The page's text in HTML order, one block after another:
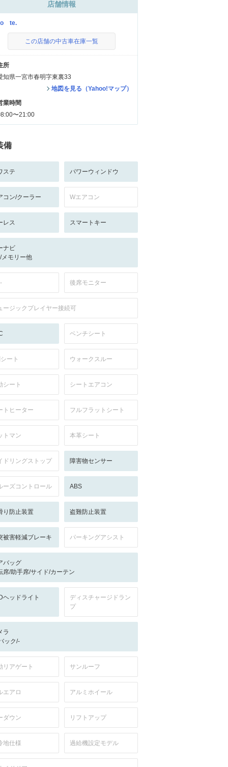
店舗情報
te.
この店舗の中古車在庫一覧
所
知県一宮市春明字東裏33
地図を見る（Yahoo!マップ）
業時間
〜21:00
備
ステ パワーウィンドウ
コン/クーラー Wエアコン
レス スマートキー
ナビ
メモリー他
後席モニター
ージックプレイヤー接続可
ベンチシート
ート ウォークスルー
シート シートエアコン
トヒーター フルフラットシート
トマン 本革シート
ドリングストップ 障害物センサー
ーズコントロール ABS
り防止装置 盗難防止装置
被害軽減ブレーキ パーキングアシスト
バッグ
席/助手席/サイド/カーテン
ヘッドライト
ディスチャージドラン
プ
ラ
ック/-
リアゲート サンルーフ
エアロ アルミホイール
ダウン リフトアップ
地仕様 過給機設定モデル